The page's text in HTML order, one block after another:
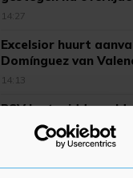
14:27
Excelsior huurt
Domínguez van
14:13
PSV legt
tot medio 2031